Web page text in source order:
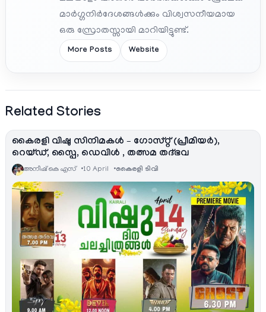
മാർഗ്ഗനിർദേശങ്ങൾക്കും വിശ്വസനീയമായ
ഒരു സ്രോതസ്സായി മാറിയിട്ടുണ്ട്.
More Posts Website
Related Stories
കൈരളി വിഷു സിനിമകൾ – ഗോസ്റ്റ് (പ്രീമിയർ),
റെയ്ഡ്, സ്പൈ, ഡെവിള്‍ , തത്സമ തദ്ഭവ
അനീഷ്‌ കെ എസ് 10 April കൈരളി ടിവി